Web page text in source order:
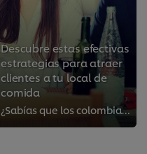
Descubre estas efectivas
estrategias para atraer
clientes a tu local de
comida
¿Sabías que los colombianos comen fuera de casa una o más veces por semana? Esta tendencia está incrementando año tras año (act...